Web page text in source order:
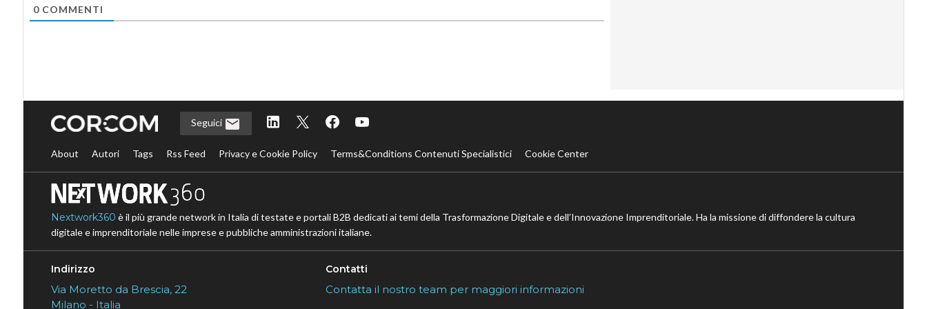
0COMMENTI
Seguici
About Autori Tags Rss Feed Privacy e Cookie Policy Terms&Conditions Contenuti Specialistici Cookie Center
Nextwork360 è il più grande network in Italia di testate e portali B2B dedicati ai temi della Trasformazione Digitale e dell’Innovazione Imprenditoriale. Ha la missione di diffondere la cultura
digitale e imprenditoriale nelle imprese e pubbliche amministrazioni italiane.
Indirizzo
Via Moretto da Brescia, 22
Milano - Italia
Contatti
Contatta il nostro team per maggiori informazioni